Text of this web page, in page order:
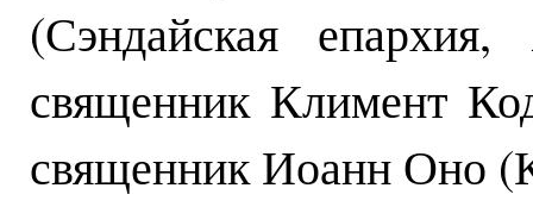
(Сэндайская
священник Климент
священник Иоанн Оно